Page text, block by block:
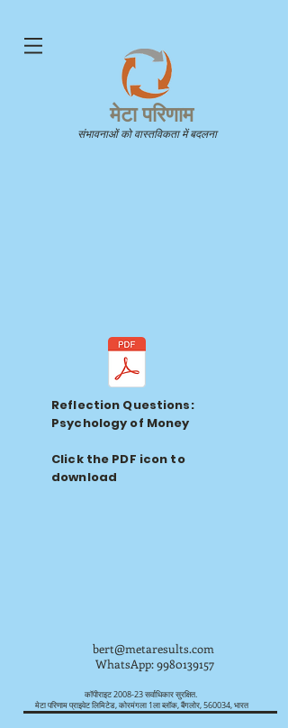
मेटा परिणाम
संभावनाओं को वास्तविकता में बदलना
Reflection Questions:
Psychology of Money
Click the PDF icon to
download
bert@metaresults.com
WhatsApp:9980139157
कॉपीराइट 2008-23 सर्वाधिकार सुरक्षित.
मेटा परिणाम प्राइवेट लिमिटेड, कोरमंगला 1ला ब्लॉक, बैंगलोर, 560034, भारत